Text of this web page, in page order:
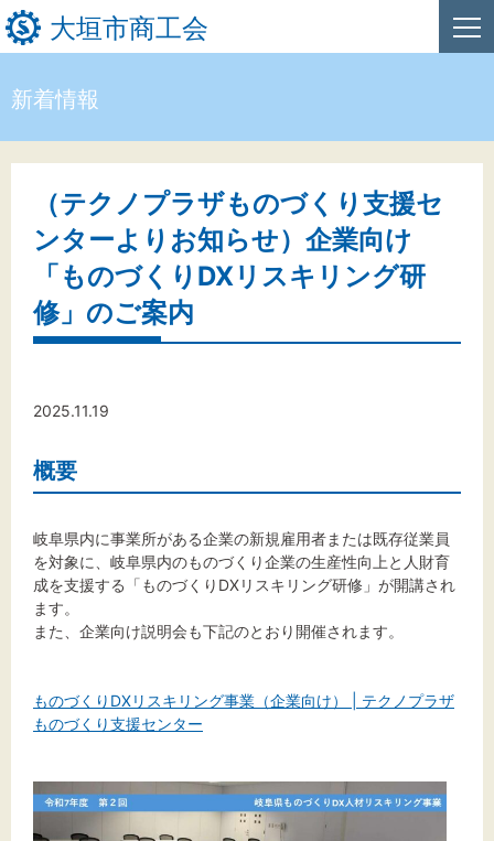
大垣市商工会
事業者・創業者の方へ
関係機関の方へ
大垣市商工会について
標準 拡大
背景色
新着情報
（テクノプラザものづくり支援セ
ンターよりお知らせ）企業向け
「ものづくりDXリスキリング研
修」のご案内
2025.11.19
概要
岐阜県内に事業所がある企業の新規雇用者または既存従業員
を対象に、岐阜県内のものづくり企業の生産性向上と人財育
成を支援する「ものづくりDXリスキリング研修」が開講され
ます。
また、企業向け説明会も下記のとおり開催されます。
ものづくりDXリスキリング事業（企業向け） | テクノプラザ
ものづくり支援センター